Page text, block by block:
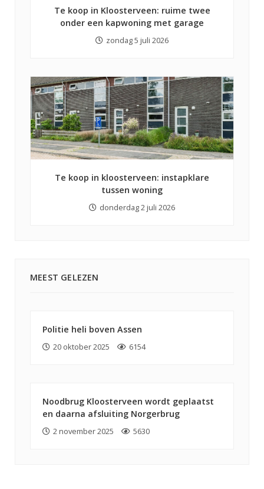
Te koop in Kloosterveen: ruime twee
onder een kapwoning met garage
zondag 5 juli 2026
Te koop in kloosterveen: instapklare
tussen woning
donderdag 2 juli 2026
MEEST GELEZEN
Politie heli boven Assen
20 oktober 2025 6154
Noodbrug Kloosterveen wordt geplaatst
en daarna afsluiting Norgerbrug
2 november 2025 5630